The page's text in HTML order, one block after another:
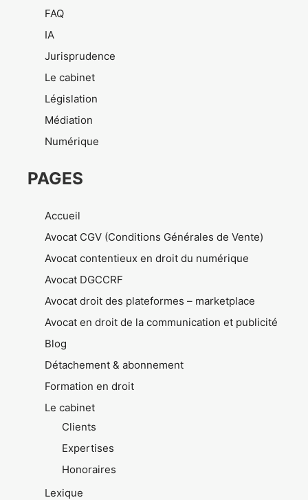
FAQ
IA
Jurisprudence
Le cabinet
Législation
Médiation
Numérique
PAGES
Accueil
Avocat CGV (Conditions Générales de Vente)
Avocat contentieux en droit du numérique
Avocat DGCCRF
Avocat droit des plateformes – marketplace
Avocat en droit de la communication et publicité
Blog
Détachement & abonnement
Formation en droit
Le cabinet
Clients
Expertises
Honoraires
Lexique